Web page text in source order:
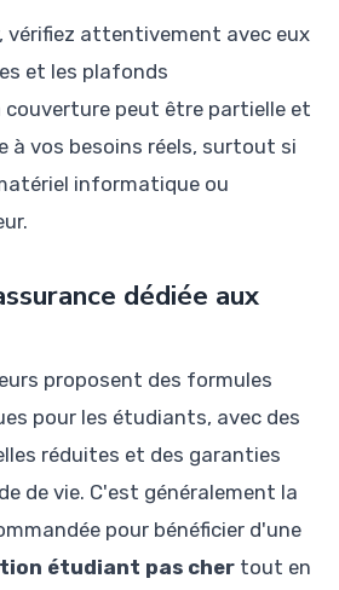
vérifiez attentivement avec eux
et les plafonds
couverture peut être partielle et
à vos besoins réels, surtout si
informatique ou
dédiée aux
proposent des formules
pour les étudiants, avec des
réduites et des garanties
de vie. C'est généralement la
pour bénéficier d'une
étudiant pas cher tout en